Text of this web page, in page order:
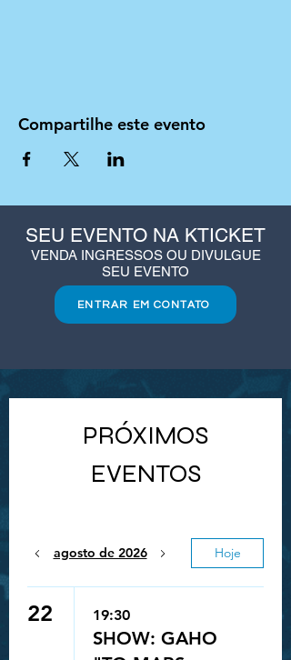
Compartilhe este evento
SEU EVENTO NA KTICKET
VENDA INGRESSOS OU DIVULGUE
SEU EVENTO
ENTRAR EM CONTATO
PRÓXIMOS
EVENTOS
agosto de 2026 Hoje
22 19:30
SHOW: GAHO